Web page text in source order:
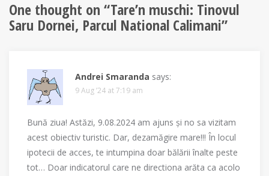
One thought on “Tare’n muschi: Tinovul
Saru Dornei, Parcul National Calimani”
Andrei Smaranda says:
9 Aug ’24 at 7:19 am
Bună ziua! Astăzi, 9.08.2024 am ajuns și no sa vizitam
acest obiectiv turistic. Dar, dezamăgire mare!!! În locul
ipotecii de acces, te intumpina doar bălării înalte peste
tot… Doar indicatorul care ne directiona arăta ca acolo